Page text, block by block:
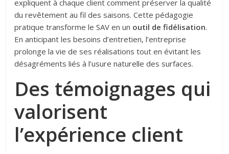
expliquent à chaque client comment préserver la qualité
du revêtement au fil des saisons. Cette pédagogie
pratique transforme le SAV en un outil de fidélisation.
En anticipant les besoins d’entretien, l’entreprise
prolonge la vie de ses réalisations tout en évitant les
désagréments liés à l’usure naturelle des surfaces.
Des témoignages qui
valorisent
l’expérience client